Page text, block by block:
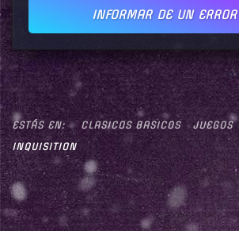
INFORMAR DE UN ERROR
ESTÁS EN: CLASICOS BASICOS JUEGOS
INQUISITION